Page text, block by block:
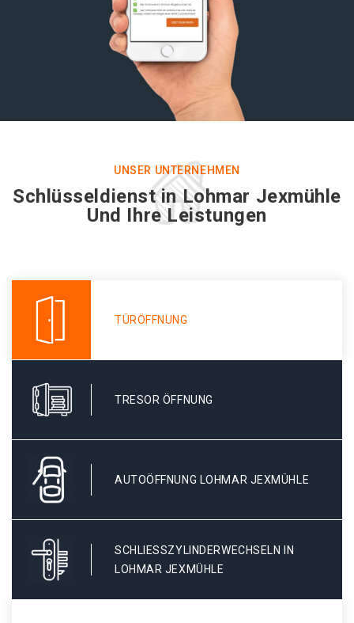
UNSER UNTERNEHMEN
Schlüsseldienst in Lohmar Jexmühle
Und Ihre Leistungen
TÜRÖFFNUNG
TRESOR ÖFFNUNG
AUTOÖFFNUNG LOHMAR JEXMÜHLE
SCHLIESSZYLINDERWECHSELN IN L
OHMAR JEXMÜHLE